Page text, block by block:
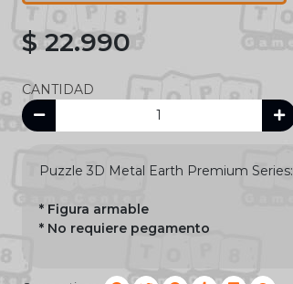
$ 22.990
CANTIDAD
Puzzle 3D Metal Earth Premium Series:
* Figura armable
* No requiere pegamento